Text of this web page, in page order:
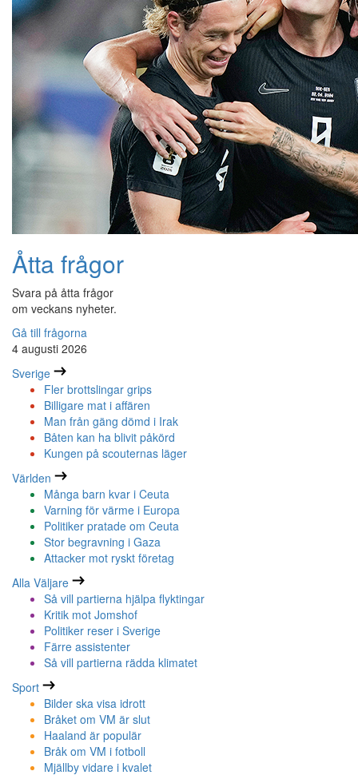
Åtta frågor
Svara på åtta frågor
om veckans nyheter.
Gå till frågorna
4 augusti 2026
Sverige
Fler brottslingar grips
Billigare mat i affären
Man från gäng dömd i Irak
Båten kan ha blivit påkörd
Kungen på scouternas läger
Världen
Många barn kvar i Ceuta
Varning för värme i Europa
Politiker pratade om Ceuta
Stor begravning i Gaza
Attacker mot ryskt företag
Alla Väljare
Så vill partierna hjälpa flyktingar
Kritik mot Jomshof
Politiker reser i Sverige
Färre assistenter
Så vill partierna rädda klimatet
Sport
Bilder ska visa idrott
Bråket om VM är slut
Haaland är populär
Bråk om VM i fotboll
Mjällby vidare i kvalet